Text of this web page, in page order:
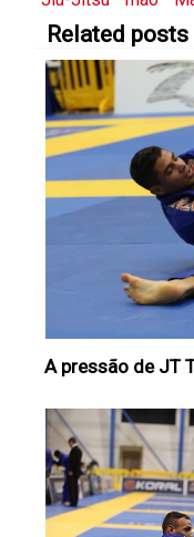
Related posts
A pressão de JT